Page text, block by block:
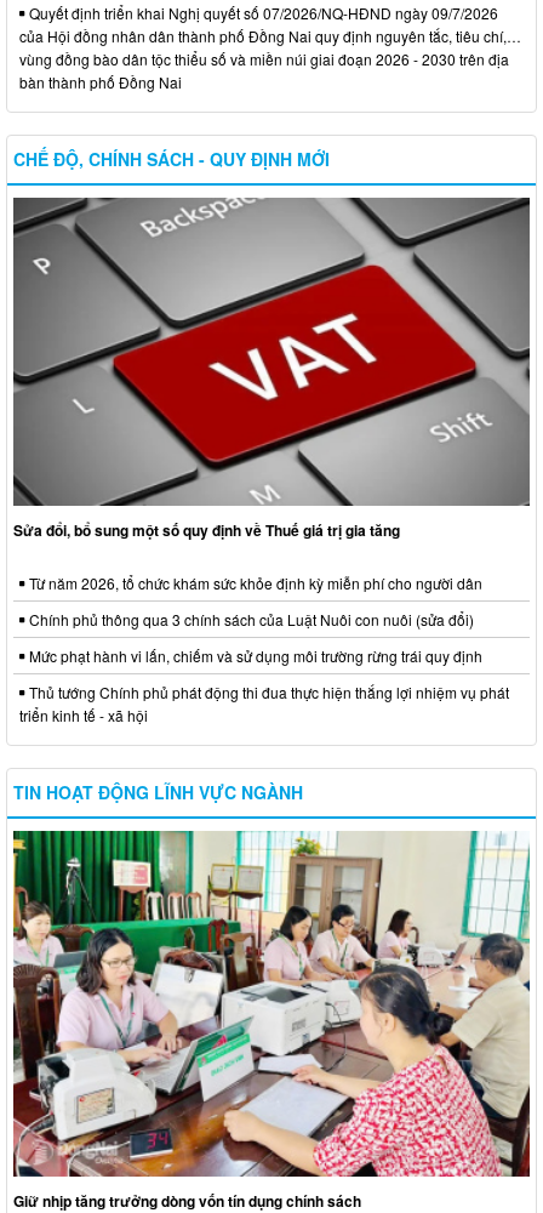
Quyết định triển khai Nghị quyết số 07/2026/NQ-HĐND ngày 09/7/2026
của Hội đồng nhân dân thành phố Đồng Nai quy định nguyên tắc, tiêu chí,…
vùng đồng bào dân tộc thiểu số và miền núi giai đoạn 2026 - 2030 trên địa
bàn thành phố Đồng Nai
CHẾ ĐỘ, CHÍNH SÁCH - QUY ĐỊNH MỚI
Sửa đổi, bổ sung một số quy định về Thuế giá trị gia tăng
Từ năm 2026, tổ chức khám sức khỏe định kỳ miễn phí cho người dân
Chính phủ thông qua 3 chính sách của Luật Nuôi con nuôi (sửa đổi)
Mức phạt hành vi lấn, chiếm và sử dụng môi trường rừng trái quy định
Thủ tướng Chính phủ phát động thi đua thực hiện thắng lợi nhiệm vụ phát
triển kinh tế - xã hội
TIN HOẠT ĐỘNG LĨNH VỰC NGÀNH
Giữ nhịp tăng trưởng dòng vốn tín dụng chính sách